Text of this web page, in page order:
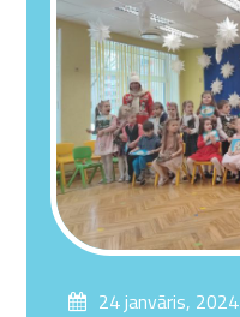
Posted24 janvāris, 2024